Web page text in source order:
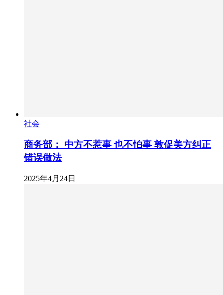
社会
商务部： 中方不惹事 也不怕事 敦促美方纠正
错误做法
2025年4月24日